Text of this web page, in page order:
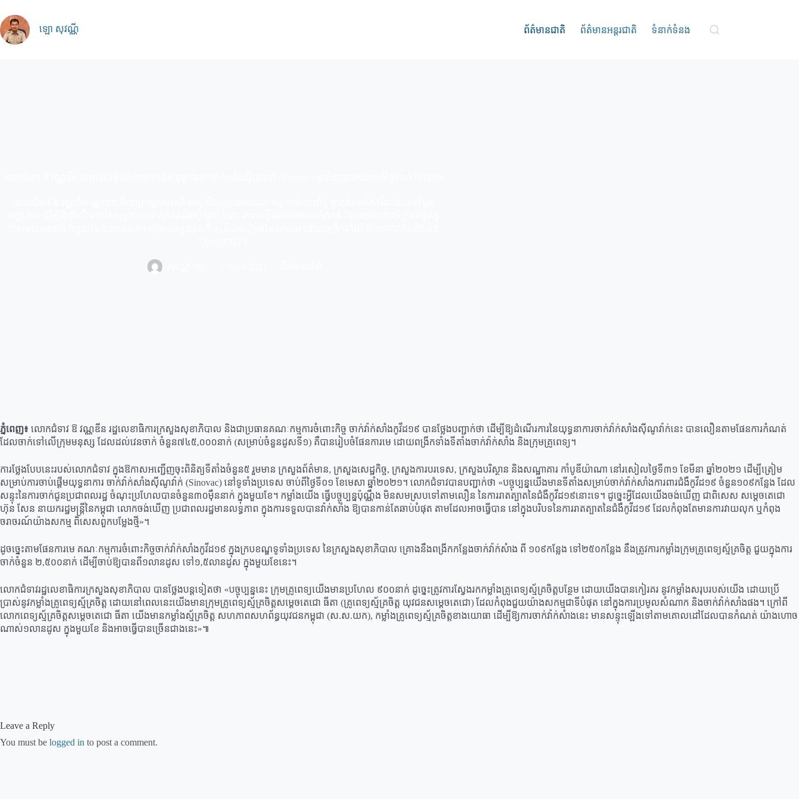
to
content
ឡោ សុវណ្ណី ព័ត៌មានជាតិ ព័ត៌មានអន្តរជាតិ ទំនាក់ទំនង
ភ្នំពេញ៖ លោកជំទាវ ឱ វណ្ណឌីន រដ្ឋលេខាធិការក្រសួងសុខាភិបាល និងជាប្រធានគណៈកម្មការចំពោះកិច្ច ចាក់វ៉ាក់សាំងកូវីដ១៩ បានថ្លែងបញ្ជាក់ថា ដើម្បីឱ្យដំណើរការនៃយុទ្ធនាការចាក់វ៉ាក់សាំងស៊ីណូវ៉ាក់នេះ បានលឿនតាមផែនការកំណត់
ដែលចាក់ទៅលើក្រុមមនុស្ស ដែលដល់វេនចាក់ ចំនួន៧៤៥,០០០នាក់ (សម្រាប់ចំនួនដូសទី១) គឺបានរៀបចំផែនការមេ ដោយពង្រីកទាំងទីតាំងចាក់វ៉ាក់សាំង និងក្រុមគ្រូពេទ្យ។
ការថ្លែងបែបនេះរបស់លោកជំទាវ ក្នុងឱកាសអញ្ជើញចុះពិនិត្យទីតាំងចំនួន៥ រួមមាន ក្រសួងព័ត៌មាន, ក្រសួងសេដ្ឋកិច្ច, ក្រសួងការបរទេស, ក្រសួងបរិស្ថាន និងសណ្ឋាគារ កាំបូឌីយ៉ាណា នៅរសៀលថ្ងៃទី៣១ ខែមីនា ឆ្នាំ២០២១ ដើម្បីត្រៀម
សម្រាប់ការចាប់ផ្ដើមយុទ្ធនាការ ចាក់វ៉ាក់សាំងស៊ីណូវ៉ាក់ (Sinovac) នៅទូទាំងប្រទេស ចាប់ពីថ្ងៃទី០១ ខែមេសា ឆ្នាំ២០២១។ លោកជំទាវបានបញ្ជាក់ថា «បច្ចុប្បន្នយើងមានទីតាំងសម្រាប់ចាក់វ៉ាក់សាំងការពារជំងឺកូវីដ១៩ ចំនួន១០៩កន្លែង ដែល
សន្ទុះនៃការចាក់ជូនប្រជាពលរដ្ឋ ចំណុះប្រហែលបានចំនួន៣០ម៉ឺននាក់ ក្នុងមួយខែ។ កម្លាំងយើង ធ្វើបច្ចុប្បន្នប៉ុណ្ណឹង មិនសមស្របទៅតាមលឿន នៃការរាតត្បាតនៃជំងឺកូវីដ១៩នោះទេ។ ដូច្នេះអ្វីដែលយើងចង់ឃើញ ជាពិសេស សម្ដេចតេជោ
ហ៊ុន សែន នាយករដ្ឋមន្ដ្រីនៃកម្ពុជា លោកចង់ឃើញ ប្រជាពលរដ្ឋមានលទ្ធភាព ក្នុងការទទួលបានវ៉ាក់សាំង ឱ្យបានកាន់តែឆាប់បំផុត តាមដែលអាចធ្វើបាន នៅក្នុងបរិបទនៃការរាតត្បាតនៃជំងឺកូវីដ១៩ ដែលកំពុងតែមានការវាយលុក ឬកំពុង
ចរាចរណ៍យ៉ាងសកម្ម ពិសេសពួកបម្លែងថ្មី»។
ដូចច្នេះតាមផែនការមេ គណៈកម្មការចំពោះកិច្ចចាក់វ៉ាក់សាំងកូវីដ១៩ ក្នុងក្របខណ្ឌទូទាំងប្រទេស នៃក្រសួងសុខាភិបាល គ្រោងនឹងពង្រីកកន្លែងចាក់វ៉ាក់សំាង ពី ១០៩កន្លែង ទៅ២៥០កន្លែង នឹងត្រូវការកម្លាំងក្រុមគ្រូពេទ្យស្ម័គ្រចិត្ដ ជួយក្នុងការ
ចាក់ចំនួន ២,៥០០នាក់ ដើម្បីចាប់ឱ្យបានពី១លានដូស ទៅ១,៥លានដូស ក្នុងមួយខែនេះ។
លោកជំទាវរដ្ឋលេខាធិការក្រសួងសុខាភិបាល បានថ្លែងបន្ដទៀតថា «បច្ចុប្បន្ននេះ ក្រុមគ្រូពេទ្យយើងមានប្រហែល ៩០០នាក់ ដូច្នេះត្រូវការស្វែងរកកម្លាំងគ្រូពេទ្យស្ម័គ្រចិត្ដបន្ថែម ដោយយើងបានកៀរគរ នូវកម្លាំងសរុបរបស់យើង ដោយប្រើ
ប្រាស់នូវកម្លាំងគ្រូពេទ្យស្ម័គ្រចិត្ដ ដោយនៅពេលនេះយើងមានក្រុមគ្រូពេទ្យស្ម័គ្រចិត្ដសម្ដេចតេជោ ធីតា (គ្រូពេទ្យស្ម័គ្រចិត្ដ យុវជនសម្ដេចតេជោ) ដែលកំពុងជួយយ៉ាងសកម្មជាទីបំផុត នៅក្នុងការប្រមូលសំណាក និងចាក់វ៉ាក់សាំងផង។ ក្រៅពី
លោកពេទ្យស័្មគ្រចិត្ដសម្ដេចតេជោ ធីតា យើងមានកម្លាំងស្ម័គ្រចិត្ដ សហភាពសហព័ន្ធយុវជនកម្ពុជា (ស.ស.យក), កម្លាំងគ្រូពេទ្យស្ម័គ្រចិត្ដខាងយោធា ដើម្បីឱ្យការចាក់វ៉ាក់សំាងនេះ មានសន្ទុះឡើងទៅតាមគោលដៅដែលបានកំណត់ យ៉ាងហោច
ណាស់១លានដូស ក្នុងមួយខែ និងអាចធ្វើបានច្រើនជាងនេះ»៕
Leave a Reply
You must be logged in to post a comment.